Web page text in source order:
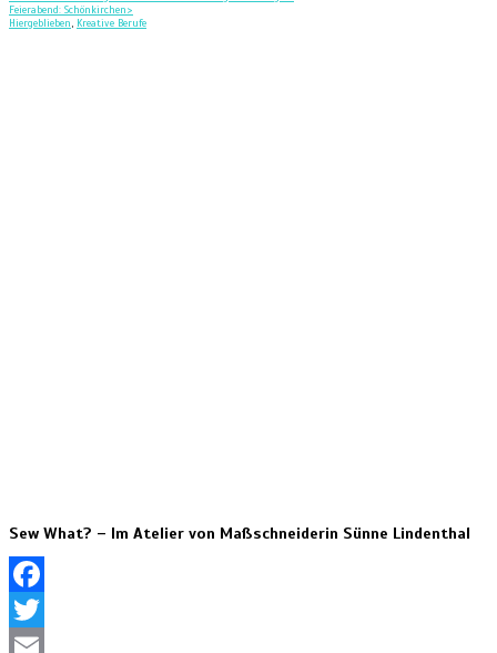
Feierabend: Schönkirchen>
Hiergeblieben, Kreative Berufe
Sew What? – Im Atelier von Maßschneiderin Sünne Lindenthal
Facebook
Twitter